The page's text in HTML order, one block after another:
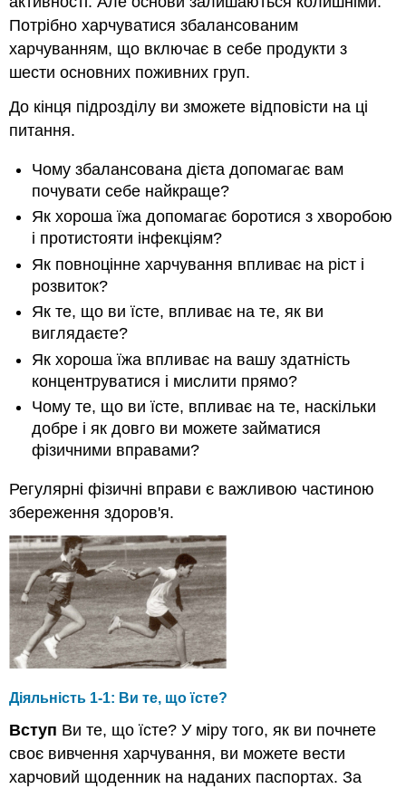
Потрібно харчуватися збалансованим
харчуванням, що включає в себе продукти з
шести основних поживних груп.
До кінця підрозділу ви зможете відповісти на ці
питання.
Чому збалансована дієта допомагає вам
почувати себе найкраще?
Як хороша їжа допомагає боротися з хворобою
і протистояти інфекціям?
Як повноцінне харчування впливає на ріст і
розвиток?
Як те, що ви їсте, впливає на те, як ви
виглядаєте?
Як хороша їжа впливає на вашу здатність
концентруватися і мислити прямо?
Чому те, що ви їсте, впливає на те, наскільки
добре і як довго ви можете займатися
фізичними вправами?
Регулярні фізичні вправи є важливою частиною
збереження здоров'я.
Діяльність 1-1: Ви те, що їсте?
Вступ Ви те, що їсте? У міру того, як ви почнете
своє вивчення харчування, ви можете вести
харчовий щоденник на наданих паспортах. За